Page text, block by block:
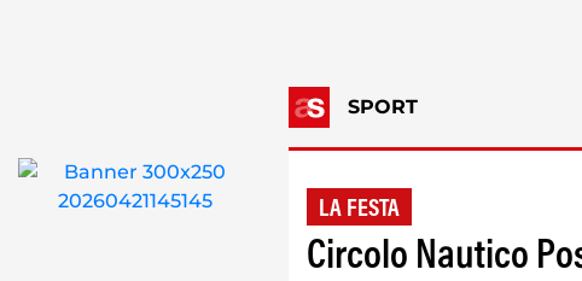
SPORT
LA FESTA
Circolo Nautico